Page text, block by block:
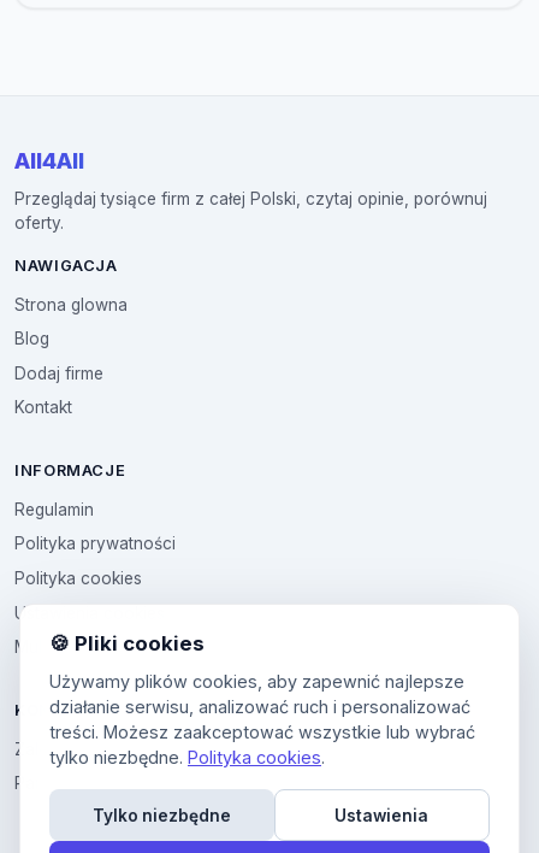
All4All
Przeglądaj tysiące firm z całej Polski, czytaj opinie, porównuj
oferty.
NAWIGACJA
Strona glowna
Blog
Dodaj firme
Kontakt
INFORMACJE
Regulamin
Polityka prywatności
Polityka cookies
Ustawienia cookies
Multikod
KONTO
Zaloguj sie
Panel uzytkownika
🍪 Pliki cookies
Używamy plików cookies, aby zapewnić najlepsze
działanie serwisu, analizować ruch i personalizować
treści. Możesz zaakceptować wszystkie lub wybrać
tylko niezbędne. Polityka cookies.
Tylko niezbędne Ustawienia